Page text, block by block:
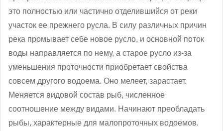
это полностью или частично отделившийся от реки
участок ее прежнего русла. В силу различных причин
река промывает себе новое русло, и основной поток
воды направляется по нему, а старое русло из-за
уменьшения проточности приобретает свойства
совсем другого водоема. Оно мелеет, зарастает.
Меняется видовой состав рыб, численное
соотношение между видами. Начинают преобладать
рыбы, характерные для малопроточных водоемов.